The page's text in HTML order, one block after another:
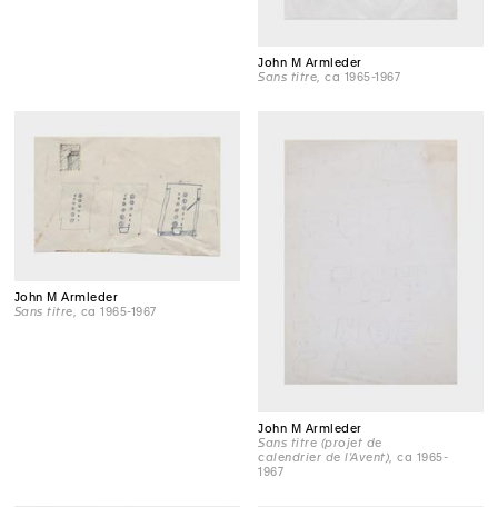
John M Armleder
Sans titre , ca 1965-1967
John M Armleder
Sans titre , ca 1965-1967
John M Armleder
Sans titre (projet de
calendrier de l'Avent) , ca 1965-
1967